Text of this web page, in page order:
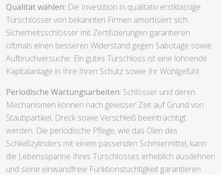
Qualität wählen: Die Investition in qualitativ erstklassige
Türschlösser von bekannten Firmen amortisiert sich.
Sicherheitsschlösser mit Zertifizierungen garantieren
oftmals einen besseren Widerstand gegen Sabotage sowie
Aufbruchversuche. Ein gutes Türschloss ist eine lohnende
Kapitalanlage in Ihre Ihren Schutz sowie Ihr Wohlgefühl.
Periodische Wartungsarbeiten: Schlösser und deren
Mechanismen können nach gewisser Zeit auf Grund von
Staubpartikel, Dreck sowie Verschleiß beeinträchtigt
werden. Die periodische Pflege, wie das Ölen des
Schließzylinders mit einem passenden Schmiermittel, kann
die Lebensspanne Ihres Türschlosses erheblich ausdehnen
und seine einwandfreie Funktionstüchtigkeit garantieren.